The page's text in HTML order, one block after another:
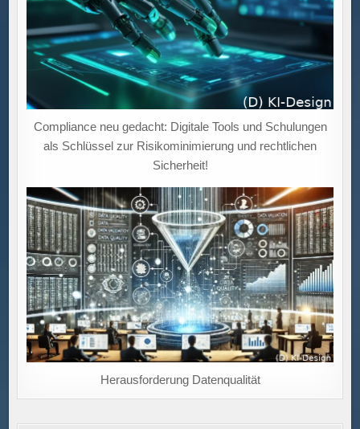
Compliance neu gedacht: Digitale Tools und Schulungen
als Schlüssel zur Risikominimierung und rechtlichen
Sicherheit!
Herausforderung Datenqualität